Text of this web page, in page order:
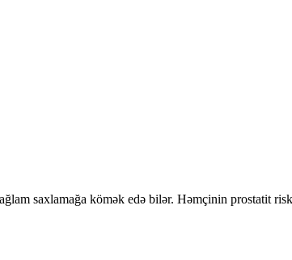
saxlamağa kömək edə bilər. Həmçinin prostatit